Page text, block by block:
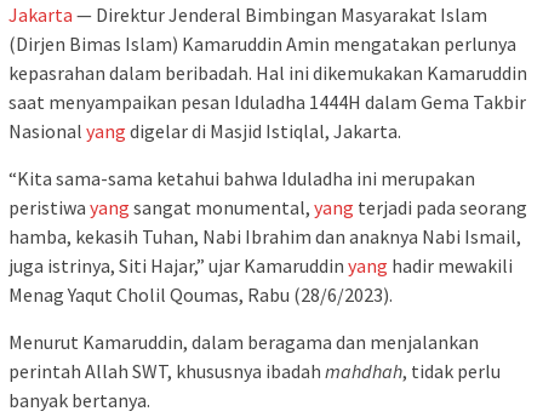
Jakarta — Direktur Jenderal Bimbingan Masyarakat Islam
(Dirjen Bimas Islam) Kamaruddin Amin mengatakan perlunya
kepasrahan dalam beribadah. Hal ini dikemukakan Kamaruddin
saat menyampaikan pesan Iduladha 1444H dalam Gema Takbir
Nasional yang digelar di Masjid Istiqlal, Jakarta.
“Kita sama-sama ketahui bahwa Iduladha ini merupakan
peristiwa yang sangat monumental, yang terjadi pada seorang
hamba, kekasih Tuhan, Nabi Ibrahim dan anaknya Nabi Ismail,
juga istrinya, Siti Hajar,” ujar Kamaruddin yang hadir mewakili
Menag Yaqut Cholil Qoumas, Rabu (28/6/2023).
Menurut Kamaruddin, dalam beragama dan menjalankan
perintah Allah SWT, khususnya ibadah mahdhah, tidak perlu
banyak bertanya.